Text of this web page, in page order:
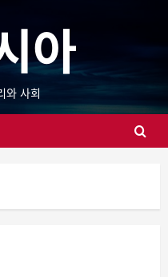
아
와 사회